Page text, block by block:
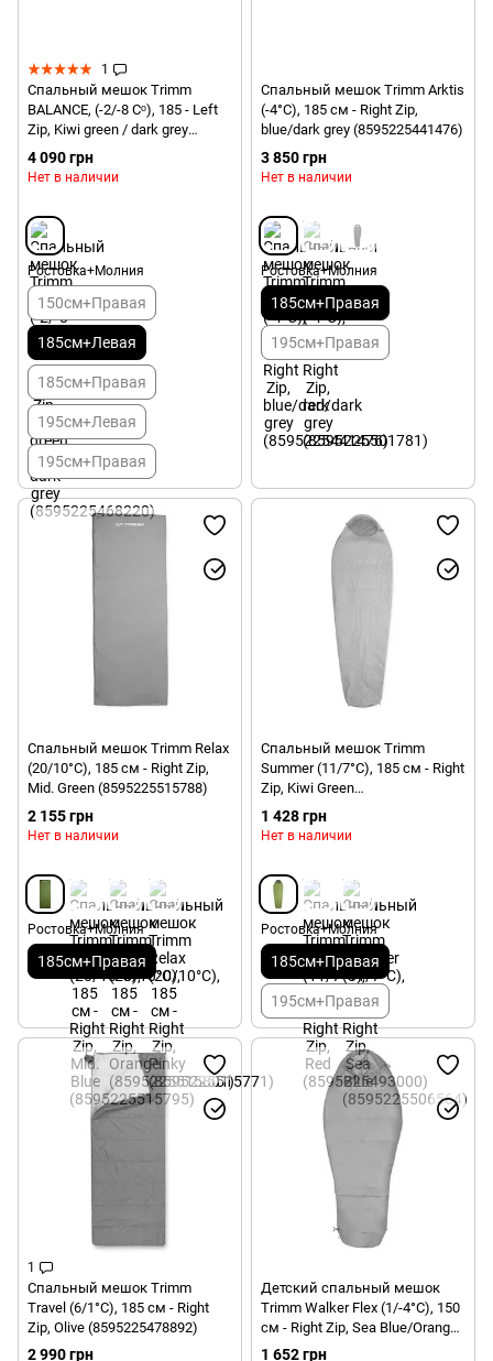
1
Спальный мешок Trimm
BALANCE, (-2/-8 Сᵒ), 185 - Left
Zip, Kiwi green / dark grey
(8595225468220)
4 090 грн
Нет в наличии
Ростовка+Молния
150см+Правая
185см+Левая
185см+Правая
195см+Левая
195см+Правая
Спальный мешок Trimm Arktis
(-4°С), 185 см - Right Zip,
blue/dark grey (8595225441476)
3 850 грн
Нет в наличии
Ростовка+Молния
185см+Правая
195см+Правая
Спальный мешок Trimm Relax
(20/10°C), 185 см - Right Zip,
Mid. Green (8595225515788)
2 155 грн
Нет в наличии
Ростовка+Молния
185см+Правая
Спальный мешок Trimm
Summer (11/7°C), 185 см - Right
Zip, Kiwi Green
(8595225492966)
1 428 грн
Нет в наличии
Ростовка+Молния
185см+Правая
195см+Правая
1
Спальный мешок Trimm
Travel (6/1°C), 185 см - Right
Zip, Olive (8595225478892)
2 990 грн
Детский спальный мешок
Trimm Walker Flex (1/-4°C), 150
см - Right Zip, Sea Blue/Orange
(8595225515733)
1 652 грн